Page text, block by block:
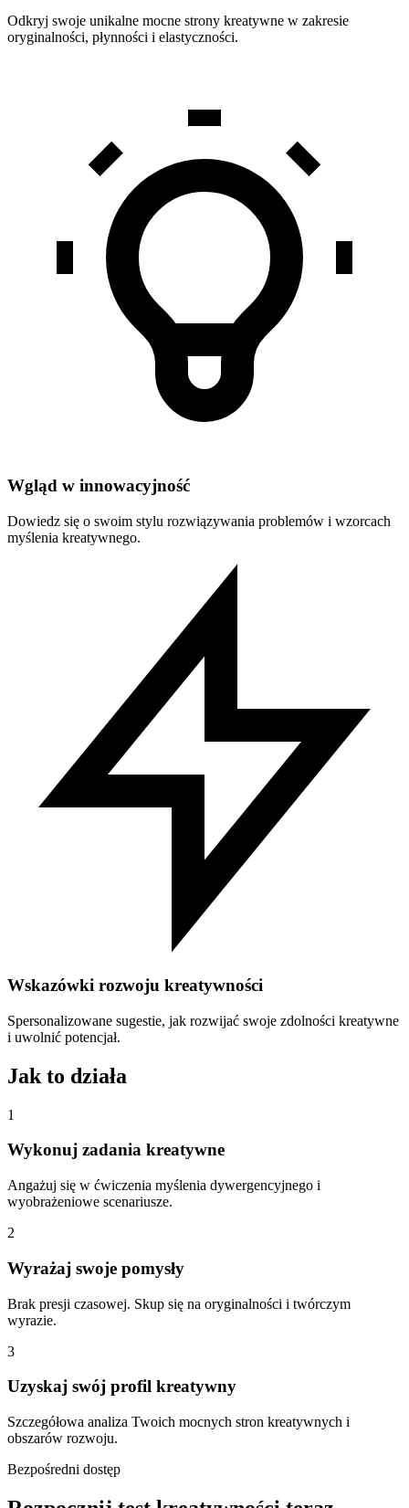
Odkryj swoje unikalne mocne strony kreatywne w zakresie
oryginalności, płynności i elastyczności.
Wgląd w innowacyjność
Dowiedz się o swoim stylu rozwiązywania problemów i wzorcach
myślenia kreatywnego.
Wskazówki rozwoju kreatywności
Spersonalizowane sugestie, jak rozwijać swoje zdolności kreatywne
i uwolnić potencjał.
Jak to działa
1
Wykonuj zadania kreatywne
Angażuj się w ćwiczenia myślenia dywergencyjnego i
wyobrażeniowe scenariusze.
2
Wyrażaj swoje pomysły
Brak presji czasowej. Skup się na oryginalności i twórczym
wyrazie.
3
Uzyskaj swój profil kreatywny
Szczegółowa analiza Twoich mocnych stron kreatywnych i
obszarów rozwoju.
Bezpośredni dostęp